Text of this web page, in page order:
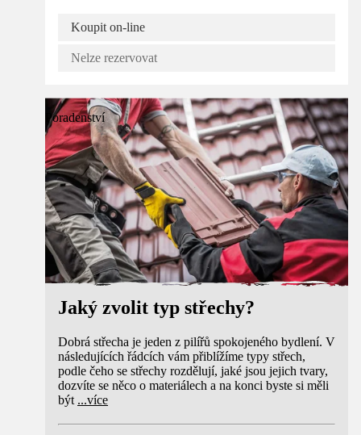
Koupit on-line
Nelze rezervovat
Poradenství
Jaký zvolit typ střechy?
Dobrá střecha je jeden z pilířů spokojeného bydlení. V
následujících řádcích vám přiblížíme typy střech,
podle čeho se střechy rozdělují, jaké jsou jejich tvary,
dozvíte se něco o materiálech a na konci byste si měli
být ...více